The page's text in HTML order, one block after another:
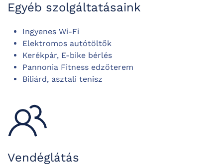
Egyéb szolgáltatásaink
Ingyenes Wi-Fi
Elektromos autótöltők
Kerékpár, E-bike bérlés
Pannonia Fitness edzőterem
Biliárd, asztali tenisz
Vendéglátás